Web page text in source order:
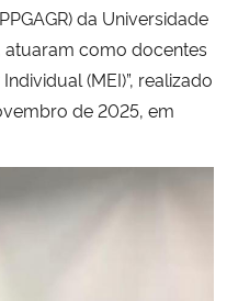
Humanos
da Universidade
atuaram como docentes
(MEI)”, realizado
de 2025, em